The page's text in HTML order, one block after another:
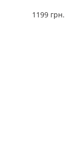
1199 грн.